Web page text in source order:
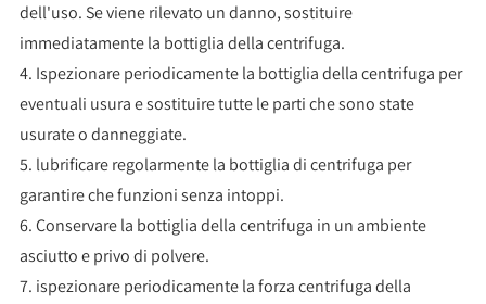
dell'uso. Se viene rilevato un danno, sostituire
immediatamente la bottiglia della centrifuga.
4. Ispezionare periodicamente la bottiglia della centrifuga per
eventuali usura e sostituire tutte le parti che sono state
usurate o danneggiate.
5. lubrificare regolarmente la bottiglia di centrifuga per
garantire che funzioni senza intoppi.
6. Conservare la bottiglia della centrifuga in un ambiente
asciutto e privo di polvere.
7. ispezionare periodicamente la forza centrifuga della